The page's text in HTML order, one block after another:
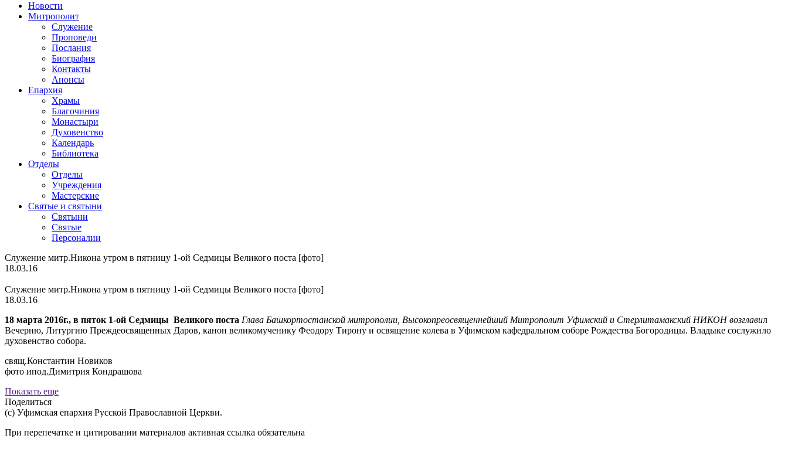
Новости
Митрополит
Служение
Проповеди
Послания
Биография
Контакты
Анонсы
Епархия
Храмы
Благочиния
Монастыри
Духовенство
Календарь
Библиотека
Отделы
Отделы
Учреждения
Мастерские
Святые и святыни
Cвятыни
Cвятые
Персоналии
Служение митр.Никона утром в пятницу 1-ой Седмицы Великого поста [фото]
18.03.16
Служение митр.Никона утром в пятницу 1-ой Седмицы Великого поста [фото]
18.03.16
18 марта 2016г., в пяток 1-ой Седмицы Великого поста Глава Башкортостанской митрополии, Высокопреосвященнейший Митрополит Уфимский и Стерлитамакский НИКОН возглавил
Вечерню, Литургию Преждеосвященных Даров, канон великомученику Феодору Тирону и освящение колева в Уфимском кафедральном соборе Рождества Богородицы. Владыке сослужило
духовенство собора.
свящ.Константин Новиков
фото ипод.Димитрия Кондрашова
Показать еще
Поделиться
(с) Уфимская епархия Русской Православной Церкви.
При перепечатке и цитировании материалов активная ссылка обязательна